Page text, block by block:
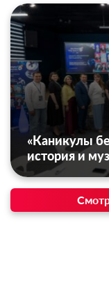
«Каникулы
история и